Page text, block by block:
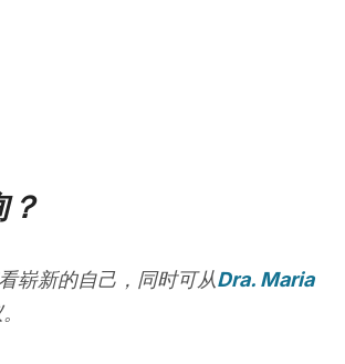
崭新的自己，同时可从Dra. Maria